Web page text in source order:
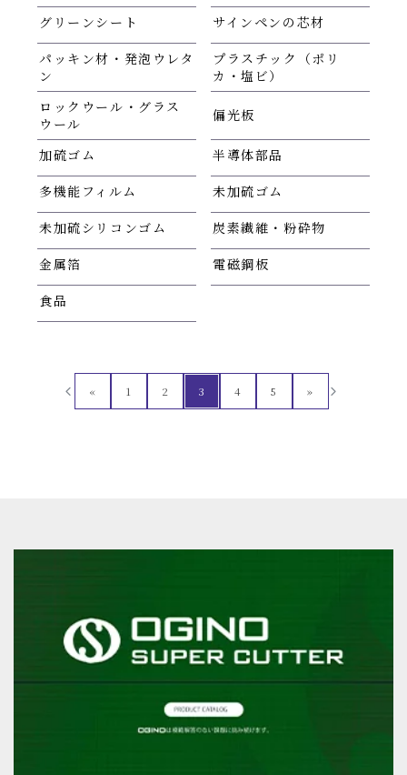
グリーンシート
サインペンの芯材
パッキン材・発泡ウレタ
ン
プラスチック（ポリ
カ・塩ビ）
ロックウール・グラス
ウール
偏光板
加硫ゴム
半導体部品
多機能フィルム
未加硫ゴム
未加硫シリコンゴム
炭素繊維・粉砕物
金属箔
電磁鋼板
食品
« 1 2 3 4 5 »